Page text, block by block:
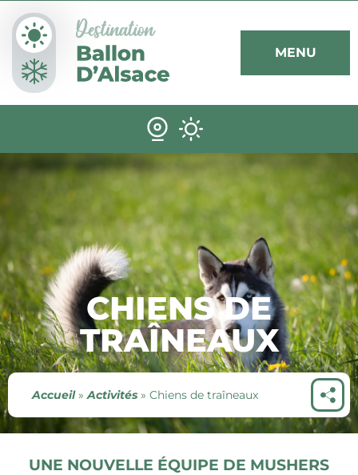
MENU
CHIENS DE
TRAÎNEAUX
Accueil» Activités » Chiens de traîneaux
UNE NOUVELLE ÉQUIPE DE MUSHERS
Panneau de gestion des cookies